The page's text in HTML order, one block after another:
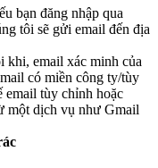
bạn đăng nhập qua
tôi sẽ gửi email đến địa
khi, email xác minh của
có miền công ty/tùy
email tùy chỉnh hoặc
một dịch vụ như Gmail